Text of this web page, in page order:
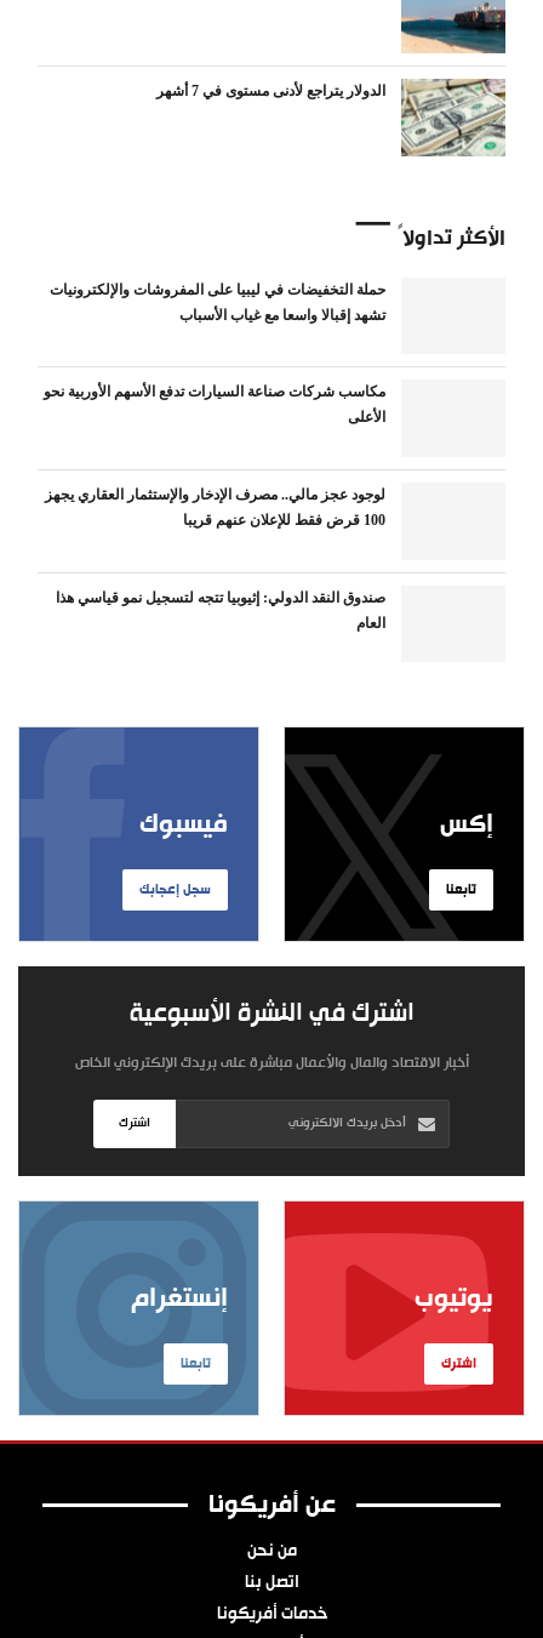
الدولار يتراجع لأدنى مستوى في 7 أشهر
الأكثر تداولاً
حملة التخفيضات في ليبيا على المفروشات والإلكترونيات
تشهد إقبالا واسعا مع غياب الأسباب
مكاسب شركات صناعة السيارات تدفع الأسهم الأوربية نحو
الأعلى
لوجود عجز مالي.. مصرف الإدخار والإستثمار العقاري يجهز
100 قرض فقط للإعلان عنهم قريبا
صندوق النقد الدولي: إثيوبيا تتجه لتسجيل نمو قياسي هذا
العام
فيسبوك
سجل إعجابك
إكس
تابعنا
اشترك في النشرة الأسبوعية
أخبار الاقتصاد والمال والأعمال مباشرة على بريدك الإلكتروني الخاص
اشترك
إنستغرام
تابعنا
يوتيوب
اشترك
عن أفريكونا
من نحن
اتصل بنا
خدمات أفريكونا